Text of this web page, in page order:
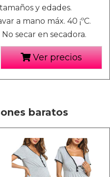
y edades.
a mano máx. 40 ¡ºC.
secar en secadora.
Ver precios
baratos